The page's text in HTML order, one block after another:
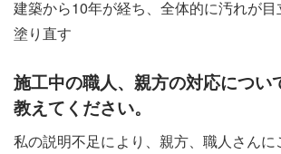
建築から10年が経ち、全体的に汚れが
塗り直す
施工中の職人、親方の対応につい
教えてください。
私の説明不足により、親方、職人さんに